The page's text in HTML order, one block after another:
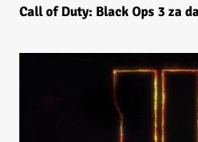
Call of Duty: Black Ops 3 za